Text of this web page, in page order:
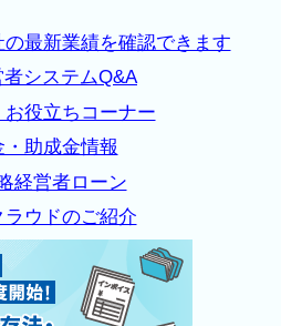
最新業績を確認できます
システムQ&A
役立ちコーナー
・助成金情報
経営者ローン
ラウドのご紹介